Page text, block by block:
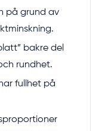
på grund av
bakre del
rundhet.
fullhet på